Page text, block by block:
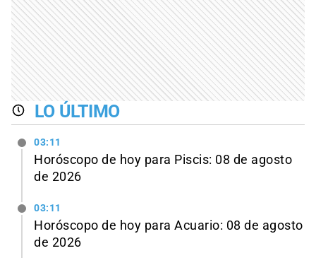
LO ÚLTIMO
03:11
Horóscopo de hoy para Piscis: 08 de agosto
de 2026
03:11
Horóscopo de hoy para Acuario: 08 de agosto
de 2026